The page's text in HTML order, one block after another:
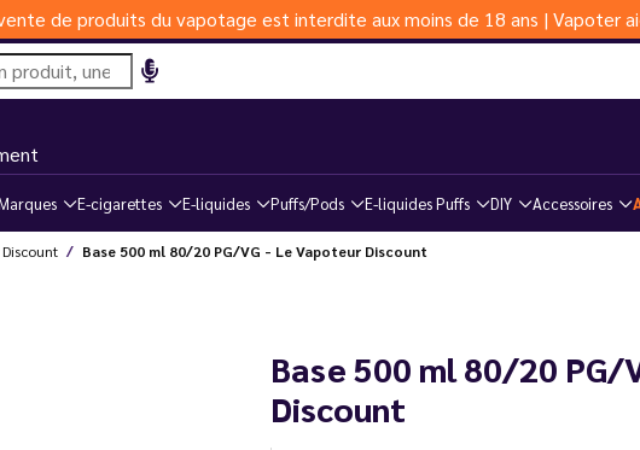
de produits du vapotage est interdite aux moins de 18 ans | Vapoter
E-cigarettes E-liquides Puffs/Pods E-liquides Puffs DIY Accessoires
Discount Base 500 ml 80/20 PG/VG - Le Vapoteur Discount
Base 500 ml 80/20 PG/
Discount